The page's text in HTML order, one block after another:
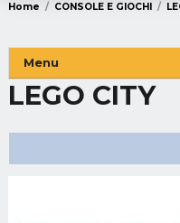
Home CONSOLE E GIOCHI
LEGO CITY
Menu